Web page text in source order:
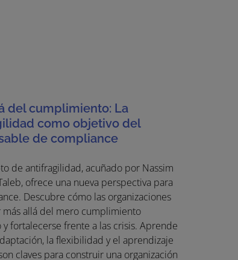
del cumplimiento: La
como objetivo del
de compliance
de antifragilidad, acuñado por Nassim
ofrece una nueva perspectiva para
Descubre cómo las organizaciones
allá del mero cumplimiento
y fortalecerse frente a las crisis. Aprende
la flexibilidad y el aprendizaje
claves para construir una organización